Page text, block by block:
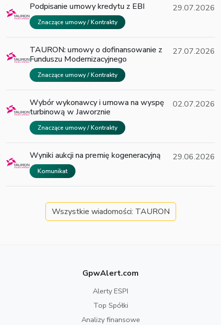
Podpisanie umowy kredytu z EBI
Znaczące umowy / Kontrakty
29.07.2026
TAURON: umowy o dofinansowanie z
Funduszu Modernizacyjnego
Znaczące umowy / Kontrakty
27.07.2026
Wybór wykonawcy i umowa na wyspę
turbinową w Jaworznie
Znaczące umowy / Kontrakty
02.07.2026
Wyniki aukcji na premię kogeneracyjną
Komunikat
29.06.2026
Wszystkie wiadomości: TAURON
GpwAlert.com
Alerty ESPI
Top Spółki
Analizy finansowe